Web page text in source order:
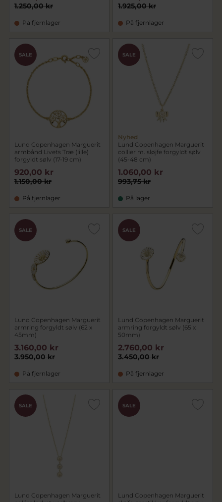
1.250,00 kr
På fjernlager
1.925,00 kr
På fjernlager
SALE
Lund Copenhagen Marguerit
armbånd Livets Træ (lille)
forgyldt sølv (17-19 cm)
1.150,00 kr
920,00 kr
På fjernlager
PRIS
SALE
Nyhed
Lund Copenhagen Marguerit
collier m. sløjfe forgyldt sølv
(45-48 cm)
993,75 kr
1.060,00 kr
På lager
SALE
Lund Copenhagen Marguerit
armring forgyldt sølv (62 x
45mm)
3.950,00 kr
3.160,00 kr
På fjernlager
SALE
Lund Copenhagen Marguerit
armring forgyldt sølv (65 x
50mm)
3.450,00 kr
2.760,00 kr
På fjernlager
SALE
Lund Copenhagen Marguerit
SALE
Lund Copenhagen Marguerit